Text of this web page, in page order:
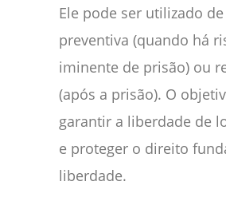
Ele pode ser utilizado
preventiva (quando há
iminente de prisão) ou
(após a prisão). O
garantir a liberdade de
e proteger o direito
liberdade.